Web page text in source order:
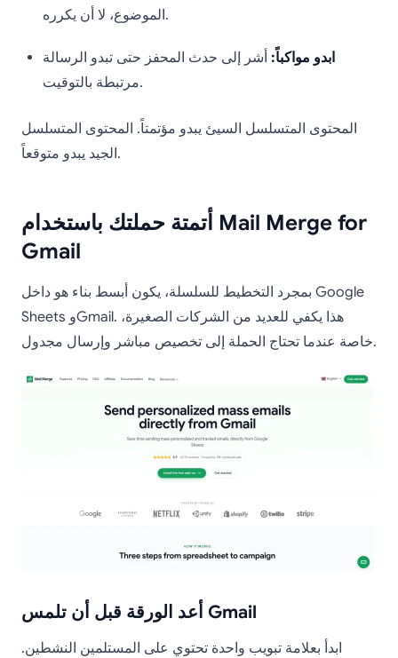
الموضوع، لا أن يكرره.
ابدو مواكباً: أشر إلى حدث المحفز حتى تبدو الرسالة
مرتبطة بالتوقيت.
المحتوى المتسلسل السيئ يبدو مؤتمتاً. المحتوى المتسلسل
الجيد يبدو متوقعاً.
أتمتة حملتك باستخدام Mail Merge for
Gmail
بمجرد التخطيط للسلسلة، يكون أبسط بناء هو داخل Google
Sheets وGmail. هذا يكفي للعديد من الشركات الصغيرة،
خاصة عندما تحتاج الحملة إلى تخصيص مباشر وإرسال مجدول.
أعد الورقة قبل أن تلمس Gmail
ابدأ بعلامة تبويب واحدة تحتوي على المستلمين النشطين.